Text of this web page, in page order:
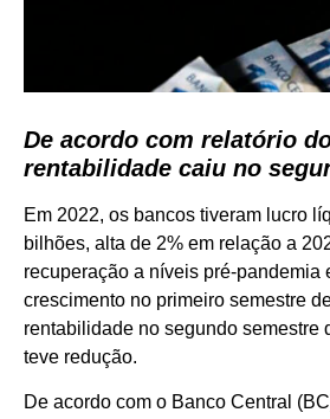
De acordo com relatório
rentabilidade caiu no
Em 2022, os bancos tiveram lucro
bilhões, alta de 2% em relação a
recuperação a níveis pré-pandemia
crescimento no primeiro semestre
rentabilidade no segundo semestre
teve redução.
De acordo com o Banco Central